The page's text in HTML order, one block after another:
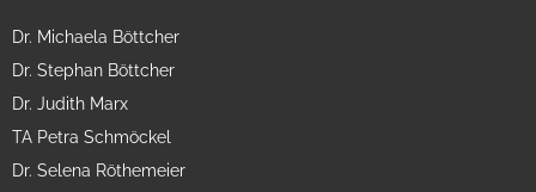
Dr. Michaela Böttcher
Dr. Stephan Böttcher
Dr. Judith Marx
TA Petra Schmöckel
Dr. Selena Röthemeier